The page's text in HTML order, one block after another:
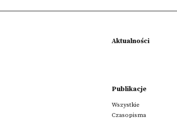
Aktualności
Publikacje
Wszystkie
Czasopisma